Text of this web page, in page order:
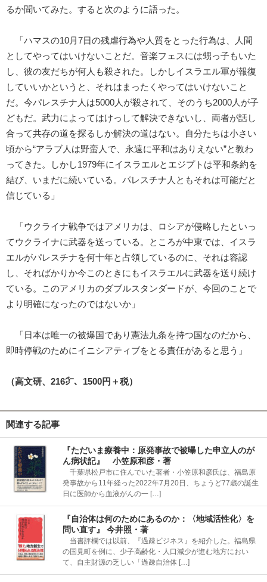
るか聞いてみた。すると次のように語った。
「ハマスの10月7日の残虐行為や人質をとった行為は、人間
としてやってはいけないことだ。音楽フェスには甥っ子もいた
し、彼の友だちが何人も殺された。しかしイスラエル軍が報復
していいかというと、それはまったくやってはいけないこと
だ。今パレスチナ人は5000人が殺されて、そのうち2000人が子
どもだ。武力によってはけっして解決できないし、両者が話し
合って共存の道を探るしか解決の道はない。自分たちは小さい
頃から“アラブ人は野蛮人で、永遠に平和はありえない”と教わ
ってきた。しかし1979年にイスラエルとエジプトは平和条約を
結び、いまだに続いている。パレスチナ人ともそれは可能だと
信じている」
「ウクライナ戦争ではアメリカは、ロシアが侵略したといっ
てウクライナに武器を送っている。ところが中東では、イスラ
エルがパレスチナを何十年と占領しているのに、それは容認
し、そればかりか今このときにもイスラエルに武器を送り続け
ている。このアメリカのダブルスタンダードが、今回のことで
より明確になったのではないか」
「日本は唯一の被爆国であり憲法九条を持つ国なのだから、
即時停戦のためにイニシアティブをとる責任があると思う」
（高文研、216㌻、1500円＋税）
関連する記事
『ただいま療養中：原発事故で被曝した申立人のが
ん病状記』 小笠原和彦・著
千葉県松戸市に住んでいた著者・小笠原和彦氏は、福島原
発事故から11年経った2022年7月20日、ちょうど77歳の誕生
日に医師から血液がんの一 […]
『自治体は何のためにあるのか：〈地域活性化〉を
問い直す』 今井照・著
当書評欄では以前、『過疎ビジネス』を紹介した。福島県
の国見町を例に、少子高齢化・人口減少が進む地方におい
て、自主財源の乏しい「過疎自治体 […]